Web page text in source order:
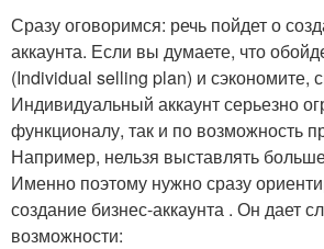
Сразу оговоримся: речь пойдет о
аккаунта. Если вы думаете, что
(Individual selling plan) и сэкономите,
Индивидуальный аккаунт серьезно
функционалу, так и по возможность
Например, нельзя выставлять
Именно поэтому нужно сразу
создание бизнес-аккаунта . Он дает
возможности: